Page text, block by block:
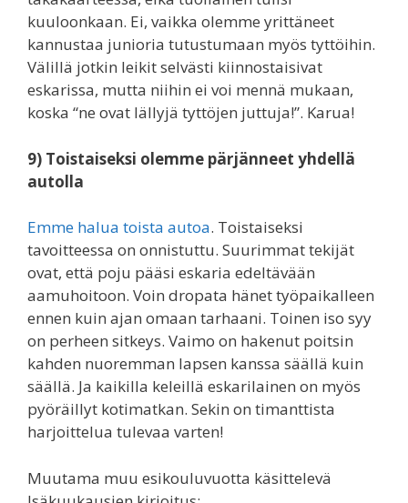
kuuloonkaan. Ei, vaikka olemme yrittäneet
kannustaa junioria tutustumaan myös tyttöihin.
Välillä jotkin leikit selvästi kiinnostaisivat
eskarissa, mutta niihin ei voi mennä mukaan,
koska “ne ovat lällyjä tyttöjen juttuja!”. Karua!
9) Toistaiseksi olemme pärjänneet yhdellä
autolla
Emme halua toista autoa. Toistaiseksi
tavoitteessa on onnistuttu. Suurimmat tekijät
ovat, että poju pääsi eskaria edeltävään
aamuhoitoon. Voin dropata hänet työpaikalleen
ennen kuin ajan omaan tarhaani. Toinen iso syy
on perheen sitkeys. Vaimo on hakenut poitsin
kahden nuoremman lapsen kanssa säällä kuin
säällä. Ja kaikilla keleillä eskarilainen on myös
pyöräillyt kotimatkan. Sekin on timanttista
harjoittelua tulevaa varten!
Muutama muu esikouluvuotta käsittelevä